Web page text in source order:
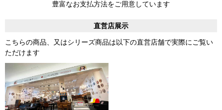
豊富なお支払方法をご用意しています
直営店展示
こちらの商品、又はシリーズ商品は以下の直営店舗で実際にご覧い
ただけます